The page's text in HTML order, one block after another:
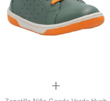
Quickview